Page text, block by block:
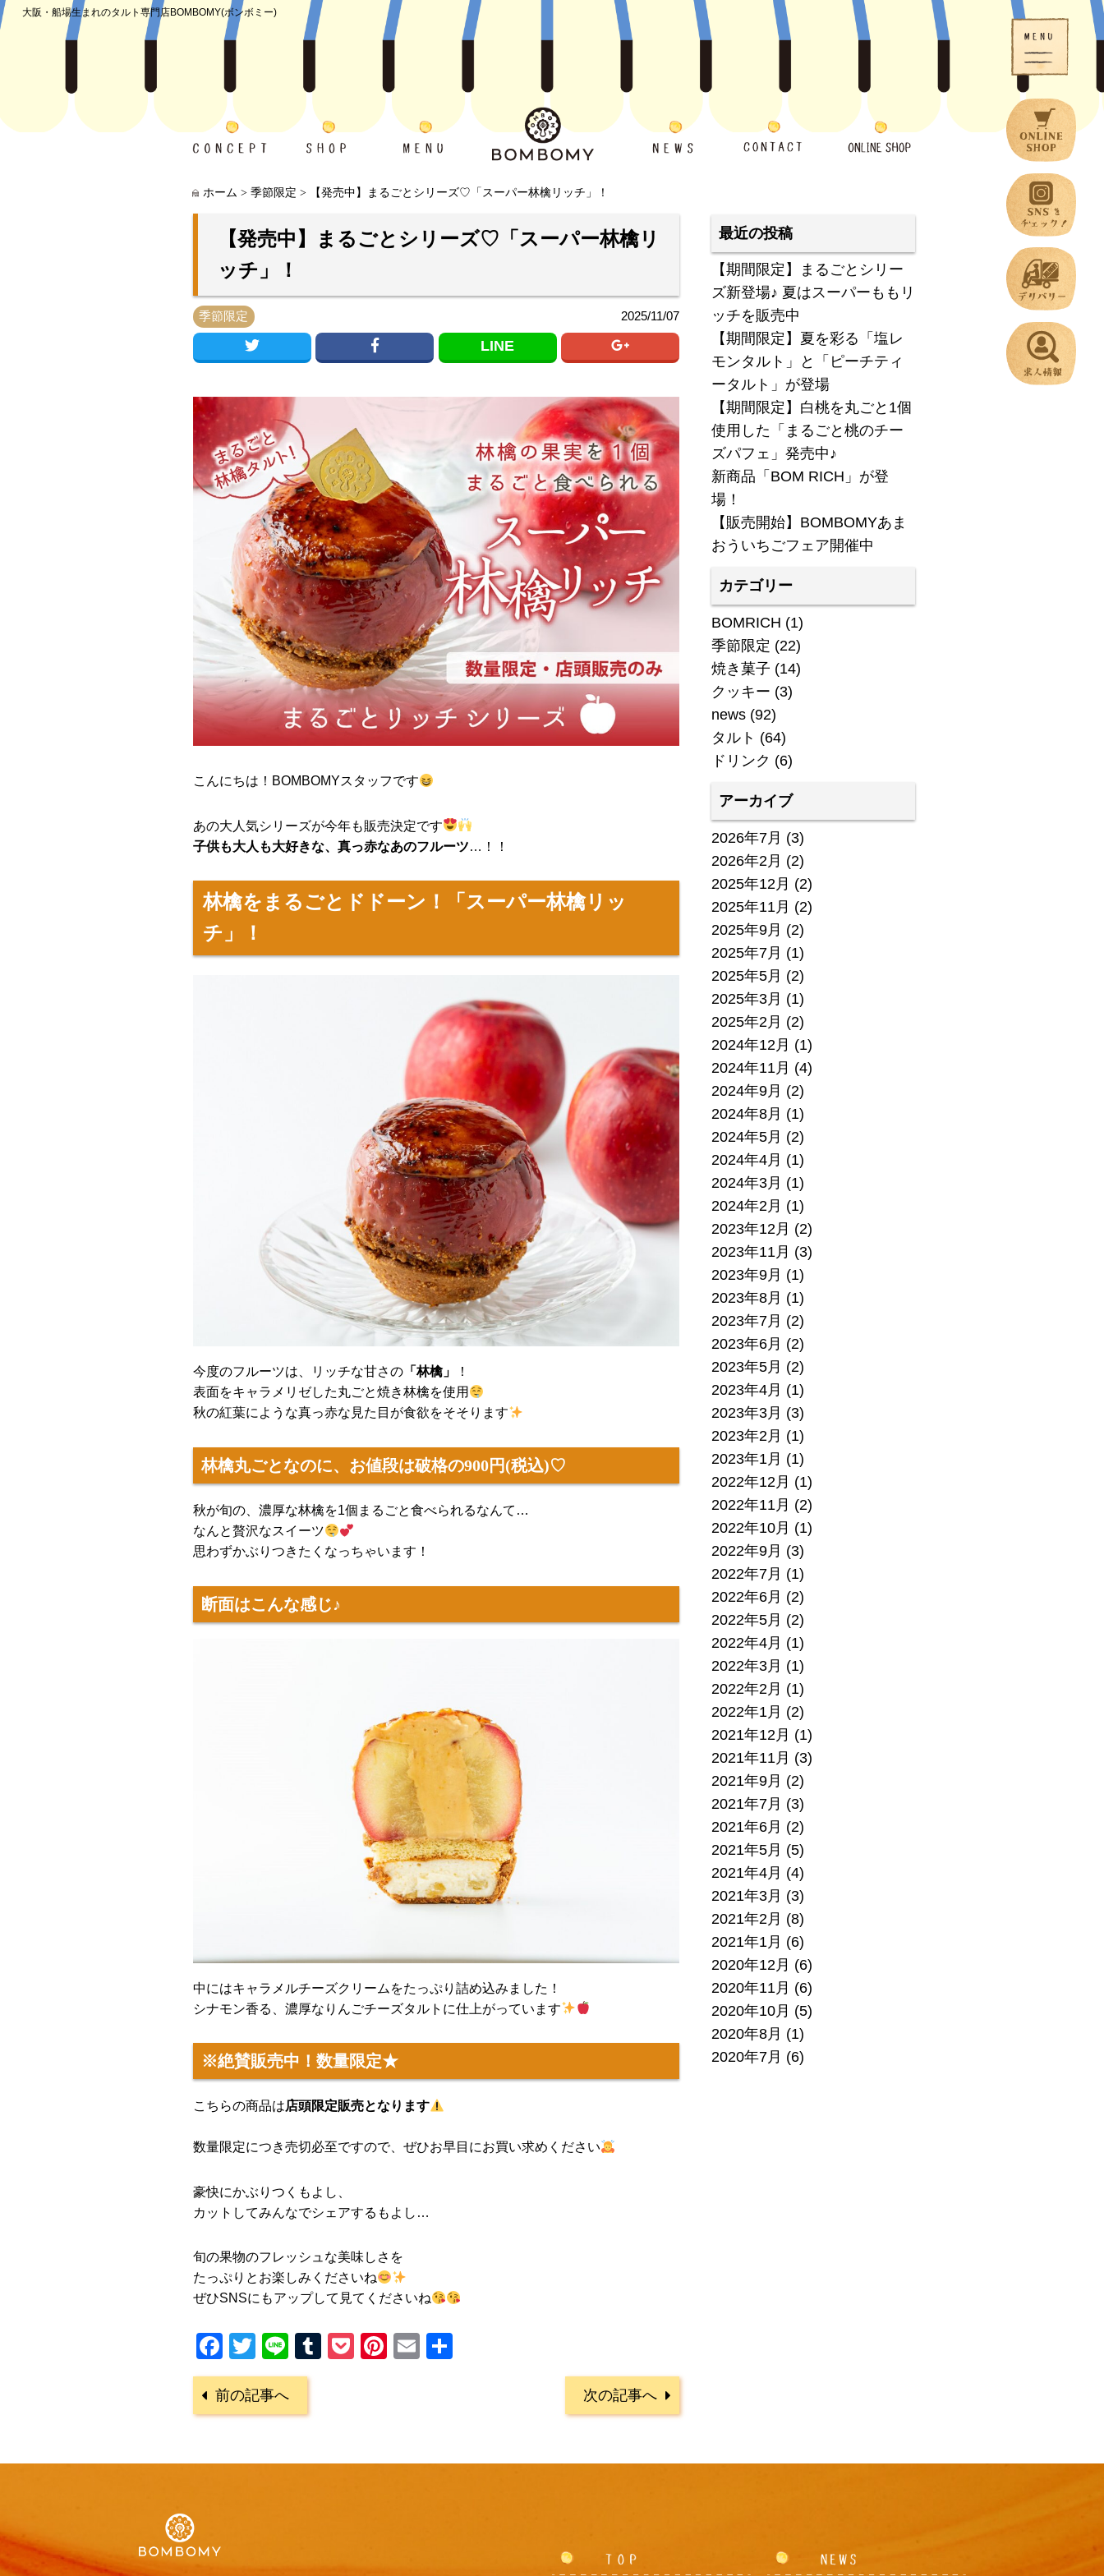
大阪・船場生まれのタルト専門店BOMBOMY(ボンボミー)
ホーム > 季節限定 > 【発売中】まるごとシリーズ♡「スーパー林檎リッチ」！
【発売中】まるごとシリーズ♡「スーパー林檎リ
ッチ」！
季節限定 2025/11/07
LINE
こんにちは！BOMBOMYスタッフです
あの大人気シリーズが今年も販売決定です
子供も大人も大好きな、真っ赤なあのフルーツ…！！
林檎をまるごとドドーン！「スーパー林檎リッ
チ」！
今度のフルーツは、リッチな甘さの「林檎」
！
表面をキャラメリゼした丸ごと焼き林檎を使用
秋の紅葉にような真っ赤な見た目が食欲をそそります
林檎丸ごとなのに、 お値段は破格の900円(税込)♡
秋が旬の、濃厚な林檎を1個まるごと食べられるなんて…
なんと贅沢なスイーツ
思わずかぶりつきたくなっちゃいます！
断面はこんな感じ♪
中にはキャラメルチーズクリームをたっぷり詰め込みました！
シナモン香る、濃厚なりんごチーズタルトに仕上がっています
※絶賛販売中！数量限定★
こちらの商品は店頭限定販売となります
数量限定につき売切必至ですので、ぜひお早目にお買い求めください
豪快にかぶりつくもよし、
カットしてみんなでシェアするもよし…
旬の果物のフレッシュな美味しさを
たっぷりとお楽しみくださいね
ぜひSNSにもアップして見てくださいね
Facebook
Twitter
LineTumblr
PocketPinterest
Email
前の記事へ 次の記事へ
最近の投稿
【期間限定】まるごとシリー
ズ新登場♪ 夏はスーパーももリ
ッチを販売中
【期間限定】夏を彩る「塩レ
モンタルト」と「ピーチティ
ータルト」が登場
【期間限定】白桃を丸ごと1個
使用した「まるごと桃のチー
ズパフェ」発売中♪
新商品「BOM RICH」が登
場！
【販売開始】BOMBOMYあま
おういちごフェア開催中
カテゴリー
BOMRICH (1)
季節限定 (22)
焼き菓子 (14)
クッキー (3)
news(92)
タルト (64)
ドリンク (6)
アーカイブ
2026年7月 (3)
2026年2月 (2)
2025年12月 (2)
2025年11月 (2)
2025年9月 (2)
2025年7月 (1)
2025年5月 (2)
2025年3月 (1)
2025年2月 (2)
2024年12月 (1)
2024年11月 (4)
2024年9月 (2)
2024年8月 (1)
2024年5月 (2)
2024年4月 (1)
2024年3月 (1)
2024年2月 (1)
2023年12月 (2)
2023年11月 (3)
2023年9月 (1)
2023年8月 (1)
2023年7月 (2)
2023年6月 (2)
2023年5月 (2)
2023年4月 (1)
2023年3月 (3)
2023年2月 (1)
2023年1月 (1)
2022年12月 (1)
2022年11月 (2)
2022年10月 (1)
2022年9月 (3)
2022年7月 (1)
2022年6月 (2)
2022年5月 (2)
2022年4月 (1)
2022年3月 (1)
2022年2月 (1)
2022年1月 (2)
2021年12月 (1)
2021年11月 (3)
2021年9月 (2)
2021年7月 (3)
2021年6月 (2)
2021年5月 (5)
2021年4月 (4)
2021年3月 (3)
2021年2月 (8)
2021年1月 (6)
2020年12月 (6)
2020年11月 (6)
2020年10月 (5)
2020年8月 (1)
2020年7月 (6)